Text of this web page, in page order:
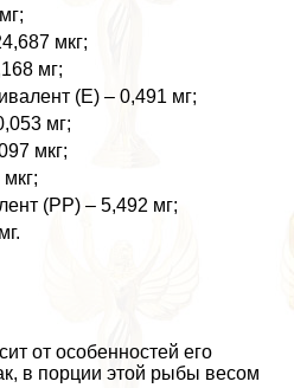
мкг;
мг;
(E) – 0,491 мг;
мг;
мкг;
(PP) – 5,492 мг;
от особенностей его
в порции этой рыбы весом